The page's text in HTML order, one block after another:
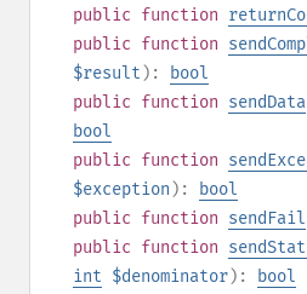
public function
public function
$result ):
bool
public function sendData
bool
public function
$exception ):
bool
public function sendFail
public function
int $denominator):
bool